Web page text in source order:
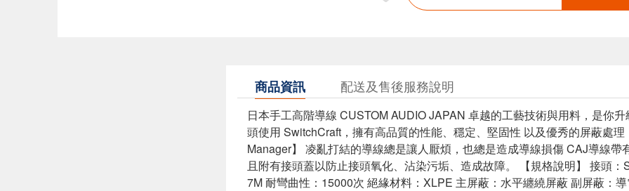
商品資訊 配送及售後服務說明
日本手工高階導線 CUSTOM AUDIO JAPAN 卓越的工藝技術與用料，是你
頭使用 SwitchCraft，擁有高品質的性能、穩定、堅固性 以及優秀的屏蔽處
Manager】 凌亂打結的導線總是讓人厭煩，也總是造成導線損傷 CAJ導線
且附有接頭蓋以防止接頭氧化、沾染污垢、造成故障。 【規格說明】 接頭：
7M 耐彎曲性：15000次 絕緣材料：XLPE 主屏蔽：水平纏繞屏蔽 副屏蔽：